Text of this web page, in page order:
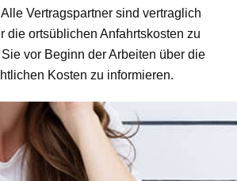
Vertragspartner sind vertraglich
die ortsüblichen Anfahrtskosten zu
vor Beginn der Arbeiten über die
Kosten zu informieren.